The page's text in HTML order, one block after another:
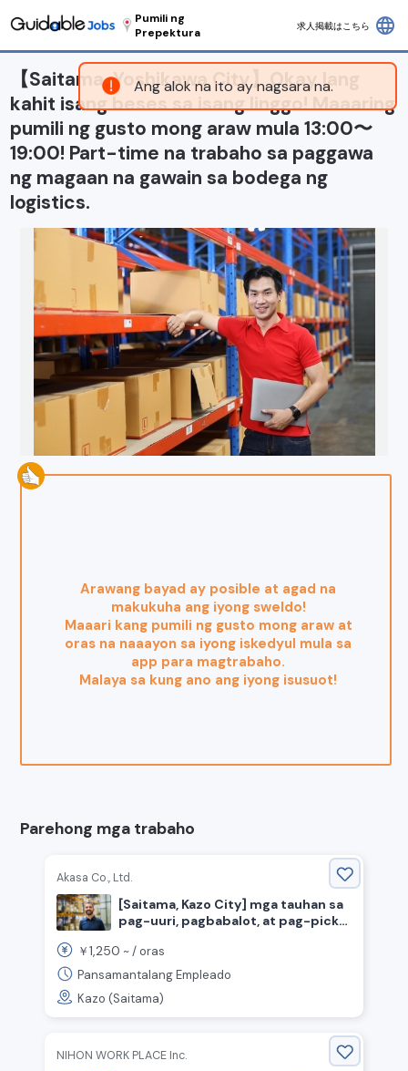
Ang alok na ito ay nagsara na.
Pumili ng
Prepektura
求人掲載はこちら language
【Saitama, Yoshikawa City】Okay lang
kahit isang beses sa isang linggo! Maaaring
pumili ng gusto mong araw mula 13:00〜
19:00! Part-time na trabaho sa paggawa
ng magaan na gawain sa bodega ng
logistics.
Arawang bayad ay posible at agad na
makukuha ang iyong sweldo!
Maaari kang pumili ng gusto mong araw at
oras na naaayon sa iyong iskedyul mula sa
app para magtrabaho.
Malaya sa kung ano ang iyong isusuot!
Parehong mga trabaho
Akasa Co., Ltd.
[Saitama, Kazo City] mga tauhan sa
pag-uuri, pagbabalot, at pag-pick
￥1,250 ~ /oras
Pansamantalang Empleado
Kazo (Saitama)
NIHON WORK PLACE Inc.